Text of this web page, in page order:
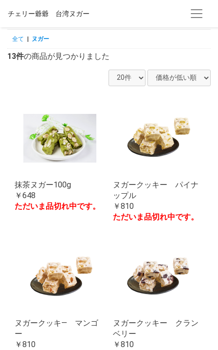
チェリー爺爺 台湾ヌガー
全て ヌガー
13件の商品が見つかりました
抹茶ヌガー100g
￥648
ただいま品切れ中です。
ヌガークッキー パイナ
ップル
￥810
ただいま品切れ中です。
ヌガークッキ― マンゴ
ー
￥810
ヌガークッキー クラン
ベリー
￥810